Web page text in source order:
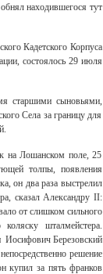
находившегося тут
Кадетского Корпуса
состоялось 29 июля
старшими сыновьями,
Села за границу для
на Лошанском поле, 25
толпы, появления
он два раза выстрелил
сказал Александру II:
от слишком сильного
шталмейстера.
Иосифович Березовский
решение
купил за пять франков